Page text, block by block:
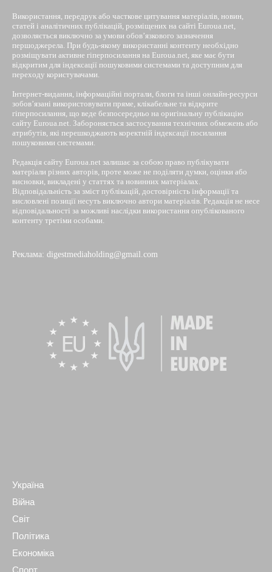
Використання, передрук або часткове цитування матеріалів, новин,
статей і аналітичних публікацій, розміщених на сайті Euroua.net,
дозволяється виключно за умови обов’язкового зазначення
першоджерела. При будь-якому використанні контенту необхідно
розміщувати активне гіперпосилання на Euroua.net, яке має бути
відкритим для індексації пошуковими системами та доступним для
переходу користувачами.
Інтернет-видання, інформаційні портали, блоги та інші онлайн-ресурси
зобов’язані використовувати пряме, клікабельне та відкрите
гіперпосилання, що веде безпосередньо на оригінальну публікацію
сайту Euroua.net. Забороняється застосування технічних обмежень або
атрибутів, які перешкоджають коректній індексації посилання
пошуковими системами.
Редакція сайту Euroua.net залишає за собою право публікувати
матеріали різних авторів, проте може не поділяти думки, оцінки або
висновки, викладені у статтях та новинних матеріалах.
Відповідальність за зміст публікацій, достовірність інформації та
висловлені позиції несуть виключно автори матеріалів. Редакція не несе
відповідальності за можливі наслідки використання опублікованого
контенту третіми особами.
Реклама: digestmediaholding@gmail.com
Україна
Війна
Світ
Політика
Економіка
Спорт